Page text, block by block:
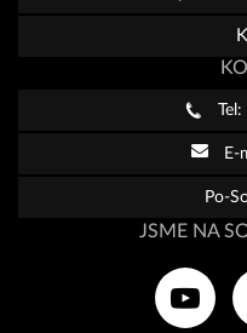
Tel:
E-
Po-
JSME NA